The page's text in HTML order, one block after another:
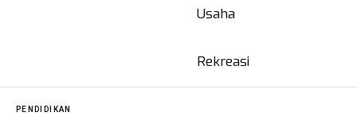
Usaha
Rekreasi
PENDIDIKAN